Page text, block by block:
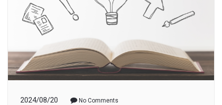
2024/08/20 No Comments